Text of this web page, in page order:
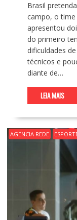
Brasil
campo, o
apresentou
do primeiro
dificuldades
técnicos e
diante de…
LEIA MAIS
AGENCIA REDE